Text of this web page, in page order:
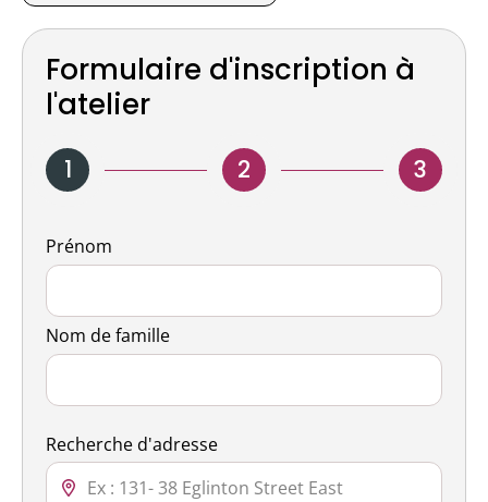
Formulaire d'inscription à
l'atelier
1 2 3
Nom
Prénom
Nom de famille
Recherche d'adresse